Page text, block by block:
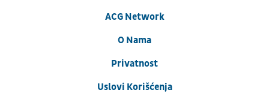
ACG Network
O Nama
Privatnost
Uslovi Korišćenja